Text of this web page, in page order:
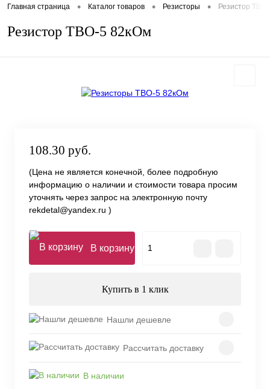
Главная страница • Каталог товаров • Резисторы • Резистор
Резистор ТВО-5 82кОм
108.30 руб.
(Цена не является конечной, более подробную
информацию о наличии и стоимости товара просим
уточнять через запрос на электронную почту
rekdetal@yandex.ru )
В корзину
Купить в 1 клик
Нашли дешевле
Рассчитать доставку
В наличии